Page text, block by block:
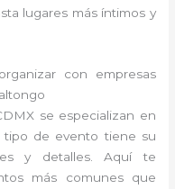
lugares más íntimos y
con empresas
se especializan en
tipo de evento tiene su
y detalles. Aquí te
más comunes que